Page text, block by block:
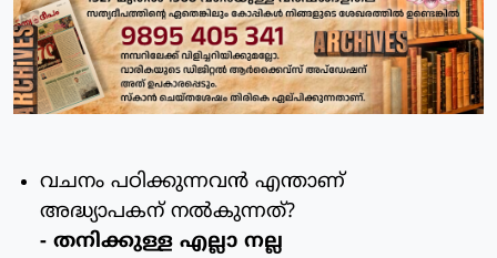
വചനം പഠിക്കുന്നവന്‍ എന്താണ്
അദ്ധ്യാപകന് നല്‍കുന്നത്?
- തനിക്കുള്ള എല്ലാ നല്ല